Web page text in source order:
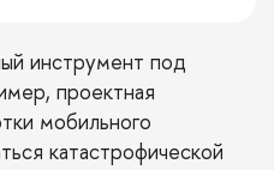
инструмент под
проектная
мобильного
катастрофической